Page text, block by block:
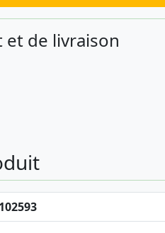
de livraison